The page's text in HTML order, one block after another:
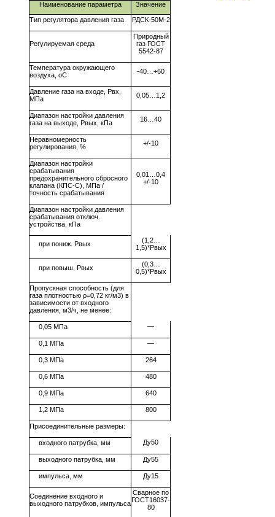
Наименование параметра Значение
Тип регулятора давления газа РДСК-50М-2
Регулируемая среда
Природный
газ ГОСТ
5542-87
Температура окружающего
воздуха, оС
-40…+60
Давление газа на входе, Рвх,
МПа
0,05…1,2
Диапазон настройки давления
газа на выходе, Рвых, кПа
16…40
Неравномерность
регулирования, %
+/-10
Диапазон настройки
срабатывания
предохранительного сбросного
клапана (КПС-С), МПа /
точность срабатывания
0,01…0,4
+/-10
Диапазон настройки давления
срабатывания отключ.
устройства, кПа
при пониж. Рвых
(1,2…
1,5)*Рвых
при повыш. Рвых
(0,3…
0,5)*Рвых
Пропускная способность (для
газа плотностью ρ=0,72 кг/м3) в
зависимости от входного
давления, м3/ч, не менее:
0,05 МПа —
0,1 МПа —
0,3 МПа 264
0,6 МПа 480
0,9 МПа 640
1,2 МПа 800
Присоединительные размеры:
входного патрубка, мм Ду50
выходного патрубка, мм Ду55
импульса, мм Ду15
Соединение входного и
выходного патрубков, импульса
Сварное по
ГОСТ16037-
80